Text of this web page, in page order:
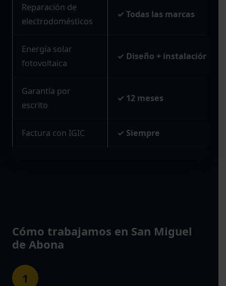
Reparación de
electrodomésticos
✓ Todas las marcas
Energía solar
fotovoltaica
✓ Diseño + instalación
Garantía por
escrito
✓ 12 meses
Factura con IGIC ✓ Siempre
Cómo trabajamos en San Miguel
de Abona
1